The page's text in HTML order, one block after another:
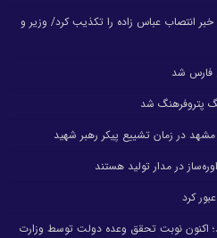
انتصاب عباس زاده را تکذیب کرد/ وزیر و
فارس شد
پتروفرهنگ شد
در زمان تشییع پیکر رهبر شهید
در مدار تولید هستند
اکنون نوبت تحقق وعده دولت توسط وزارت